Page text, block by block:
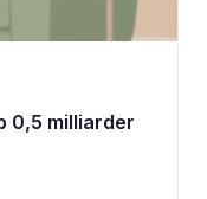
0,5 milliarder